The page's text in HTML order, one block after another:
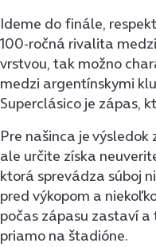
Ideme do finále,
100-ročná rivalita
vrstvou, tak možno
medzi argentínskymi
Superclásico je zápas,
Pre našinca je
ale určite získa
ktorá sprevádza súboj
pred výkopom a
počas zápasu zastaví
priamo na štadióne.